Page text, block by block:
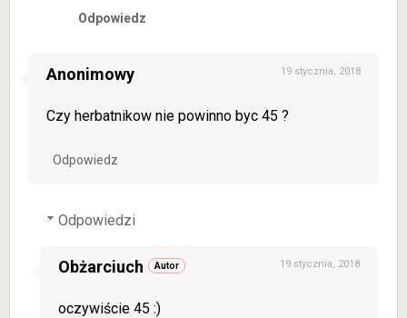
Odpowiedz
Anonimowy 19 stycznia, 2018
Czy herbatnikow nie powinno byc 45 ?
Odpowiedz
Odpowiedzi
Obżarciuch 19 stycznia, 2018
oczywiście 45 :)